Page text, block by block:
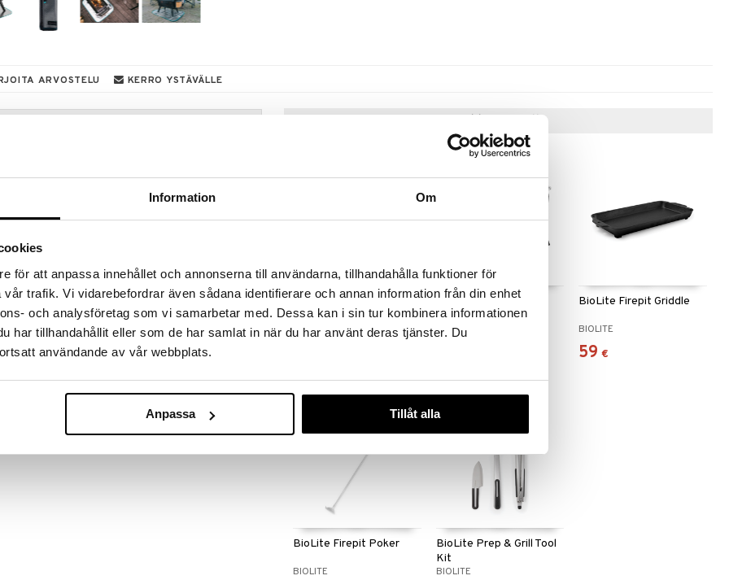
Information Om
för att anpassa innehållet och annonserna till användarna, tillhandahålla funktioner för
trafik. Vi vidarebefordrar även sådana identifierare och annan information från din enhet
och analysföretag som vi samarbetar med. Dessa kan i sin tur kombinera informationen
har tillhandahållit eller som de har samlat in när du har använt deras tjänster. Du
användande av vår webbplats.
Anpassa Tillåt alla
ARVOSTELU KERRO YSTÄVÄLLE
hinnoilla!
31.8.2026 asti mutta ole nopea -
voivat päästä loppumaan!
on suunniteltu kestämään korkeita lämpötiloja ja
lämpötiloja. Matto suojaa pintoja Firepit-
pinnoitteella
Vinkkejä sinulle
BioLite Campstove
Complete Cook Kit
BIOLITE
BioLite Firepit +
BIOLITE
BioLite Firepit Griddle
BIOLITE
59 €
BioLite Firepit Poker
BIOLITE
BioLite Prep & Grill Tool
Kit
BIOLITE